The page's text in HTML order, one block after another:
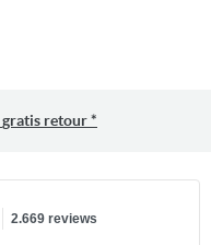
gratis retour *
2.669 reviews